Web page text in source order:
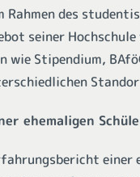
Rahmen des
seiner
wie Stipendium,
ehemaligen
einer